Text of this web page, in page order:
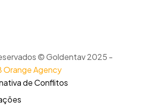
© Goldentav 2025 -
Orange Agency
de Conflitos